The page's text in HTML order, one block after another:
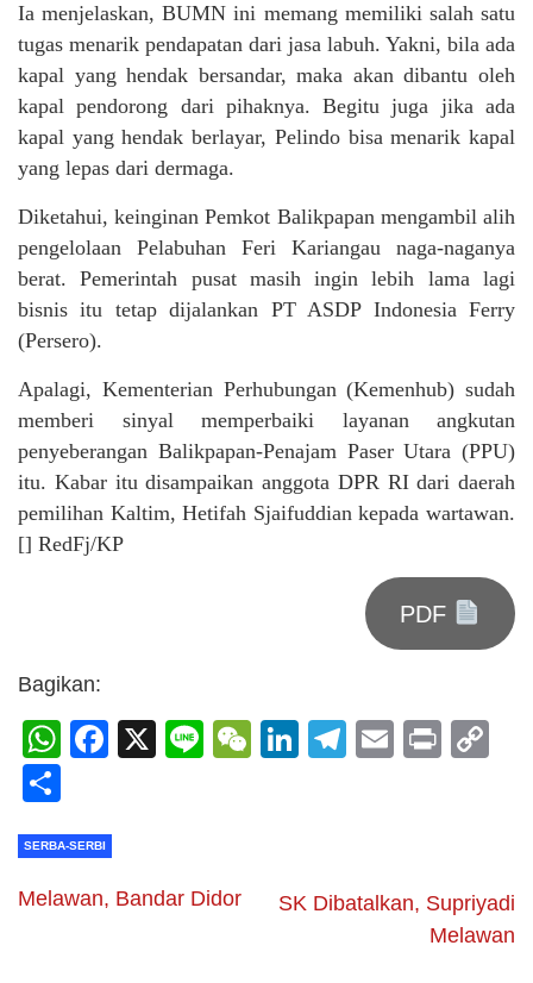
Ia menjelaskan, BUMN ini memang memiliki salah satu
tugas menarik pendapatan dari jasa labuh. Yakni, bila ada
kapal yang hendak bersandar, maka akan dibantu oleh
kapal pendorong dari pihaknya. Begitu juga jika ada
kapal yang hendak berlayar, Pelindo bisa menarik kapal
yang lepas dari dermaga.
Diketahui, keinginan Pemkot Balikpapan mengambil alih
pengelolaan Pelabuhan Feri Kariangau naga-naganya
berat. Pemerintah pusat masih ingin lebih lama lagi
bisnis itu tetap dijalankan PT ASDP Indonesia Ferry
(Persero).
Apalagi, Kementerian Perhubungan (Kemenhub) sudah
memberi sinyal memperbaiki layanan angkutan
penyeberangan Balikpapan-Penajam Paser Utara (PPU)
itu. Kabar itu disampaikan anggota DPR RI dari daerah
pemilihan Kaltim, Hetifah Sjaifuddian kepada wartawan.
[] RedFj/KP
PDF
Bagikan:
WhatsApp
Facebook
X LineWeChat
LinkedIn
Telegram
Email
Print
SERBA-SERBI
Melawan, Bandar Didor
SK Dibatalkan, Supriyadi
Melawan